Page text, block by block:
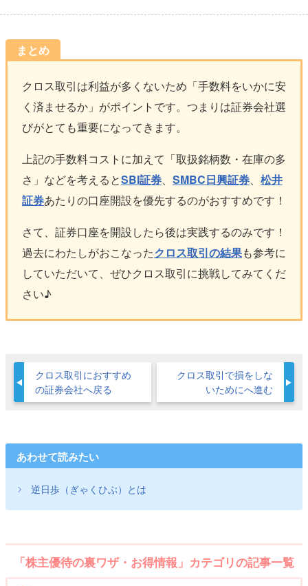
クロス取引は利益が多くないため「手数料をいかに安
く済ませるか」がポイントです。つまりは証券会社選
びがとても重要になってきます。
上記の手数料コストに加えて「取扱銘柄数・在庫の多
さ」などを考えるとSBI証券、 SMBC日興証券、 松井
証券あたりの口座開設を優先するのがおすすめです！
さて、証券口座を開設したら後は実践するのみです！
過去にわたしがおこなったクロス取引の結果も参考に
していただいて、ぜひクロス取引に挑戦してみてくだ
さい♪
クロス取引におすすめ
の証券会社へ戻る
クロス取引で損をしな
いためにへ進む
あわせて読みたい
逆日歩（ぎゃくひぶ）とは
「株主優待の裏ワザ・お得情報」カテゴリの記事一覧